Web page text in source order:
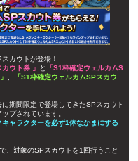
カウトが登場！
ウト券 」 と
「S1枠確定ウェルカムS
「S1枠確定ウェルカムSPスカウ
期間限定で登場してきたSPスカウト
プされています。
ャラクターを必ず1体なかまにする
、対象のSPスカウトを1回行うこと